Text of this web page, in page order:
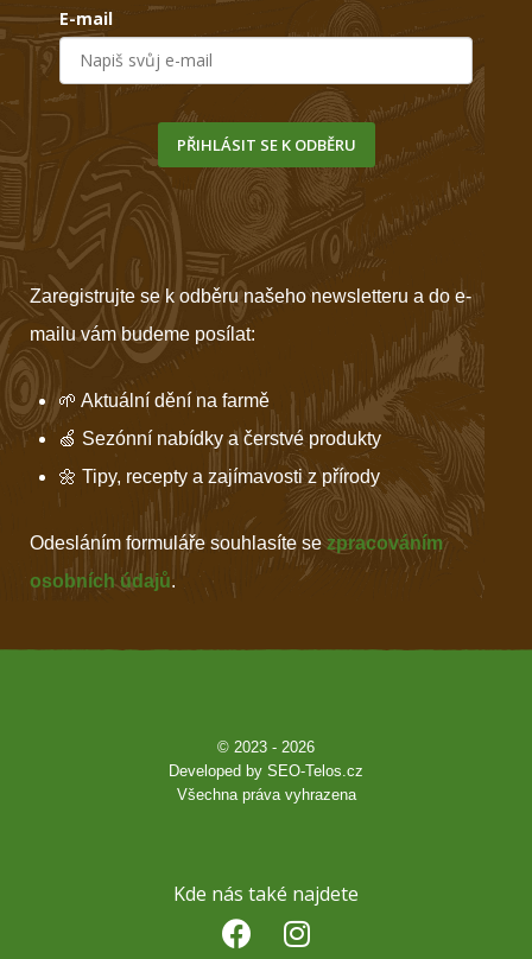
E-mail
PŘIHLÁSIT SE K ODBĚRU
Zaregistrujte se k odběru našeho newsletteru a do e-
mailu vám budeme posílat:
🌱 Aktuální dění na farmě
🍏 Sezónní nabídky a čerstvé produkty
🌼 Tipy, recepty a zajímavosti z přírody
Odesláním formuláře souhlasíte sezpracováním
osobních údajů.
© 2023 - 2026
Developed by SEO-Telos.cz
Všechna práva vyhrazena
Kde nás také najdete